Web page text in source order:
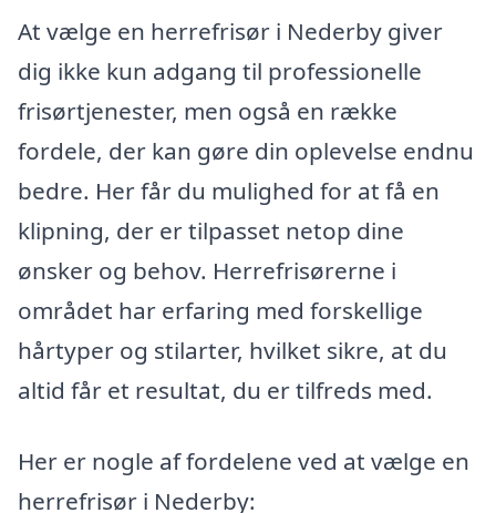
At vælge en herrefrisør i Nederby giver
dig ikke kun adgang til professionelle
frisørtjenester, men også en række
fordele, der kan gøre din oplevelse endnu
bedre. Her får du mulighed for at få en
klipning, der er tilpasset netop dine
ønsker og behov. Herrefrisørerne i
området har erfaring med forskellige
hårtyper og stilarter, hvilket sikre, at du
altid får et resultat, du er tilfreds med.
Her er nogle af fordelene ved at vælge en
herrefrisør i Nederby: